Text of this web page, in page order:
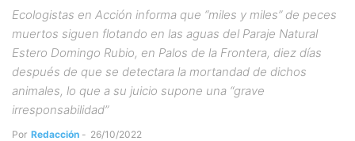
Ecologistas en Acción informa que “miles y miles” de peces
muertos siguen flotando en las aguas del Paraje Natural
Estero Domingo Rubio, en Palos de la Frontera, diez días
después de que se detectara la mortandad de dichos
animales, lo que a su juicio supone una “grave
irresponsabilidad”
Por Redacción - 26/10/2022